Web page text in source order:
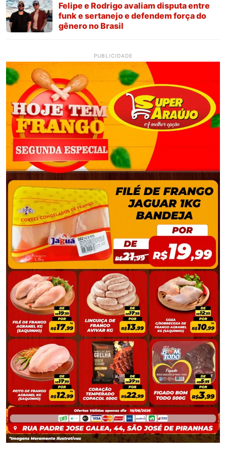
Felipe e Rodrigo avaliam disputa entre
funk e sertanejo e defendem força do
gênero no Brasil
PUBLICIDADE